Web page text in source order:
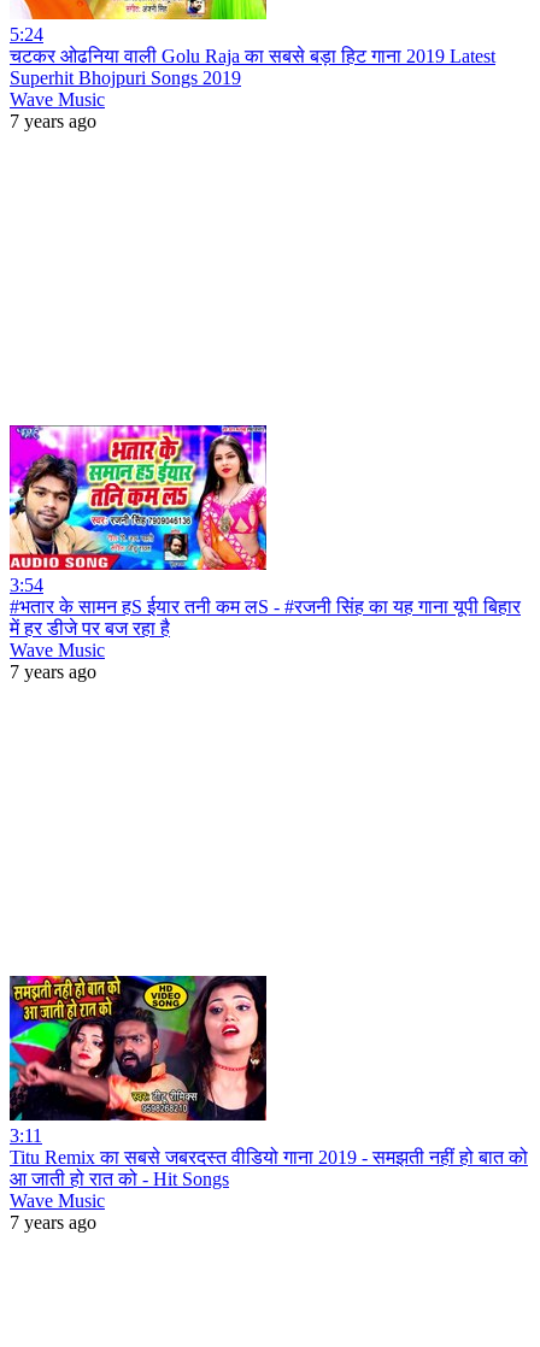
5:24
चटकर ओढनिया वाली Golu Raja का सबसे बड़ा हिट गाना 2019 Latest
Superhit Bhojpuri Songs 2019
Wave Music
7 years ago
3:54
#भतार के सामन हS ईयार तनी कम लS - #रजनी सिंह का यह गाना यूपी बिहार
में हर डीजे पर बज रहा है
Wave Music
7 years ago
3:11
Titu Remix का सबसे जबरदस्त वीडियो गाना 2019 - समझती नहीं हो बात को
आ जाती हो रात को - Hit Songs
Wave Music
7 years ago